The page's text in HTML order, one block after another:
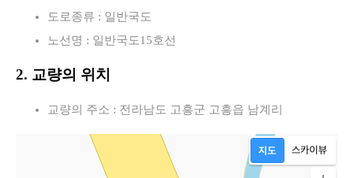
도로종류 : 일반국도
노선명 : 일반국도15호선
2. 교량의 위치
교량의 주소 : 전라남도 고흥군 고흥읍 남계리